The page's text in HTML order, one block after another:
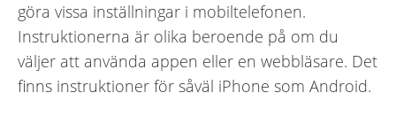
göra vissa inställningar i mobiltelefonen.
Instruktionerna är olika beroende på om du
väljer att använda appen eller en webbläsare. Det
finns instruktioner för såväl iPhone som Android.